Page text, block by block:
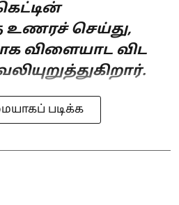
உணரச் செய்து,
விளையாட விட
படிக்க